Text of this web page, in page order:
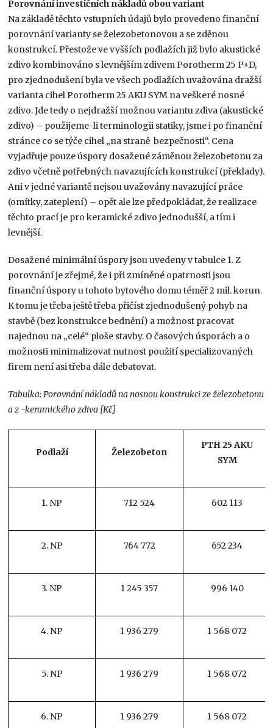
Porovnání investičních nákladů obou variant
Na základě těchto vstupních údajů bylo provedeno finanční
porovnání varianty se železobetonovou a se zděnou
konstrukcí. Přestože ve vyšších podlažích již bylo akustické
zdivo kombinováno s levnějším zdivem Porotherm 25 P+D,
pro zjednodušení byla ve všech podlažích uvažována dražší
varianta cihel Porotherm 25 AKU SYM na veškeré nosné
zdivo. Jde tedy o nejdražší možnou variantu zdiva (akustické
zdivo) – použijeme-li terminologii statiky, jsme i po finanční
stránce co se týče cihel „na straně bezpečnosti“. Cena
vyjadřuje pouze úspory dosažené záměnou železobetonu za
zdivo včetně potřebných navazujících konstrukcí (překlady).
Ani v jedné variantě nejsou uvažovány navazující práce
(omítky, zateplení) – opět ale lze předpokládat, že realizace
těchto prací je pro keramické zdivo jednodušší, a tím i
levnější.
Dosažené minimální úspory jsou uvedeny v tabulce 1. Z
porovnání je zřejmé, že i při zmíněné opatrnosti jsou
finanční úspory u tohoto bytového domu téměř 2 mil. korun.
K tomu je třeba ještě třeba přičíst zjednodušený pohyb na
stavbě (bez konstrukce bednění) a možnost pracovat
najednou na „celé“ ploše stavby. O časových úsporách a o
možnosti minimalizovat nutnost použití specializovaných
firem není asi třeba dále debatovat.
Tabulka: Porovnání nákladů na nosnou konstrukci ze železobetonu
a z -keramického zdiva [Kč]
Podlaží Železobeton
PTH 25 AKU
SYM
1. NP 712 524 602 113
2. NP 764 772 652 234
3. NP 1 245 357 996 140
4. NP 1 936 279 1 568 072
5. NP 1 936 279 1 568 072
6. NP 1 936 279 1 568 072